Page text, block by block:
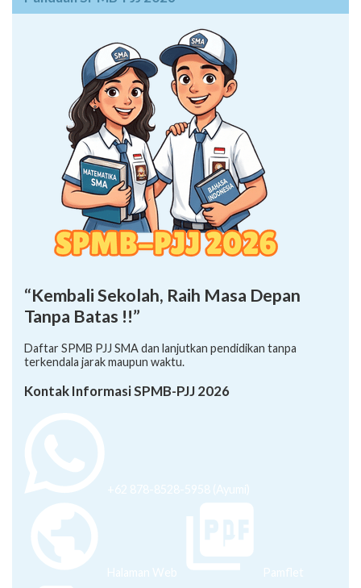
“Kembali Sekolah, Raih Masa Depan
Tanpa Batas !!”
Daftar SPMB PJJ SMA dan lanjutkan pendidikan tanpa
terkendala jarak maupun waktu.
Kontak Informasi SPMB-PJJ 2026
+62 878-8528-5958 (Ayumi)
Halaman Web Pamflet